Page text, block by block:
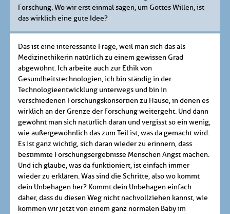
Forschung. Wo wir erst einmal sagen, um Gottes Willen, ist
das wirklich eine gute Idee?
Das ist eine interessante Frage, weil man sich das als
Medizinethikerin natürlich zu einem gewissen Grad
abgewöhnt. Ich arbeite auch zur Ethik von
Gesundheitstechnologien, ich bin ständig in der
Technologieentwicklung unterwegs und bin in
verschiedenen Forschungskonsortien zu Hause, in denen es
wirklich an der Grenze der Forschung weitergeht. Und dann
gewöhnt man sich natürlich daran und vergisst so ein wenig,
wie außergewöhnlich das zum Teil ist, was da gemacht wird.
Es ist ganz wichtig, sich daran wieder zu erinnern, dass
bestimmte Forschungsergebnisse Menschen Angst machen.
Und ich glaube, was da funktioniert, ist einfach immer
wieder zu erklären. Was sind die Schritte, also wo kommt
dein Unbehagen her? Kommt dein Unbehagen einfach
daher, dass du diesen Weg nicht nachvollziehen kannst, wie
kommen wir jetzt von einem ganz normalen Baby im